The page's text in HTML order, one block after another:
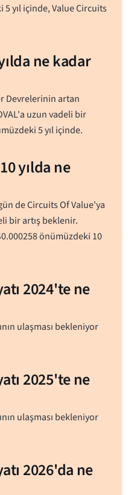
yıl içinde, Value Circuits
ne kadar
Devrelerinin artan
uzun vadeli bir
5 yıl içinde.
yılda ne
de Circuits Of Value'ya
bir artış beklenir.
0.000258önümüzdeki 10
2024'te ne
ulaşması bekleniyor
2025'te ne
ulaşması bekleniyor
2026'da ne